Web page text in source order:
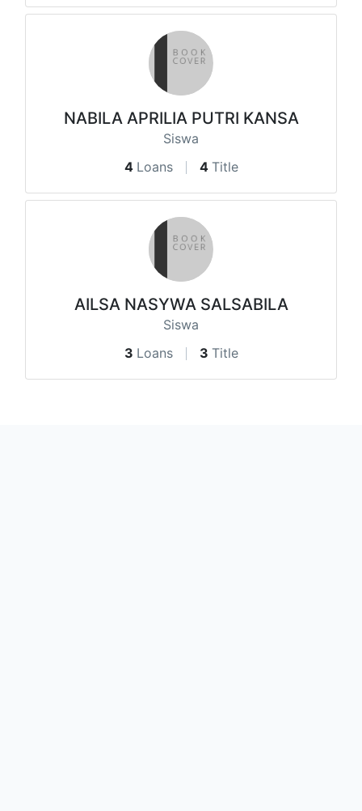
NABILA APRILIA PUTRI KANSA
Siswa
4 Loans 4 Title
AILSA NASYWA SALSABILA
Siswa
3 Loans 3 Title